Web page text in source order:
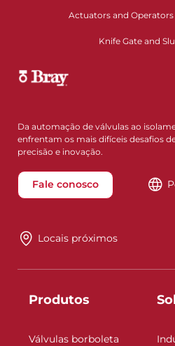
Actuators and Operators
Knife Gate and
Da automação de válvulas ao
enfrentam os mais difíceis desafios
precisão e inovação.
Fale conosco
Locais próximos
Produtos
Válvulas borboleta